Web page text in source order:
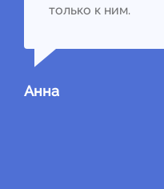
только к ним.
Анна